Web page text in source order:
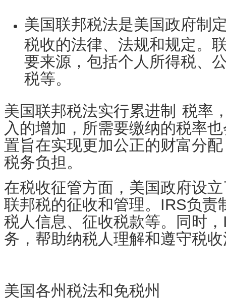
美国联邦税法是美国政府制
税收的法律、法规和规定。
要来源，包括个人所得税、
税等。
美国联邦税法实行累进制 税率
入的增加，所需要缴纳的税率
置旨在实现更加公正的财富分
税务负担。
在税收征管方面，美国政府设
联邦税的征收和管理。IRS负责
税人信息、征收税款等。同时
务，帮助纳税人理解和遵守税
美国各州税法和免税州